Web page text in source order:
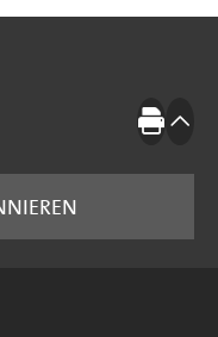
Drucken